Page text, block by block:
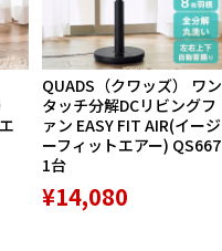
QUADS（クワッズ） ワン
タッチ分解DCリビングフ
ァン EASY FIT AIR(イージ
ーフィットエアー) QS667
1台
¥14,080